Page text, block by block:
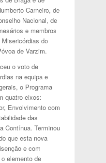
Carneiro, de
Nacional, de
e membros
do
de Varzim.
o voto de
na equipa e
o Programa
quatro eixos:
Envolvimento com
das
Contínua. Terminou
que esta nova
e com
elemento de